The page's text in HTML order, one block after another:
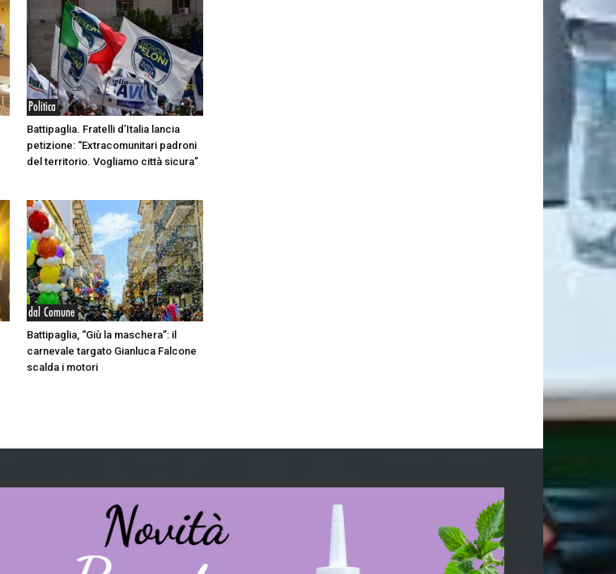
Politica
Battipaglia. Fratelli d’Italia lancia
petizione: “Extracomunitari padroni
del territorio. Vogliamo città sicura”
dal Comune
Battipaglia, “Giù la maschera”: il
carnevale targato Gianluca Falcone
scalda i motori